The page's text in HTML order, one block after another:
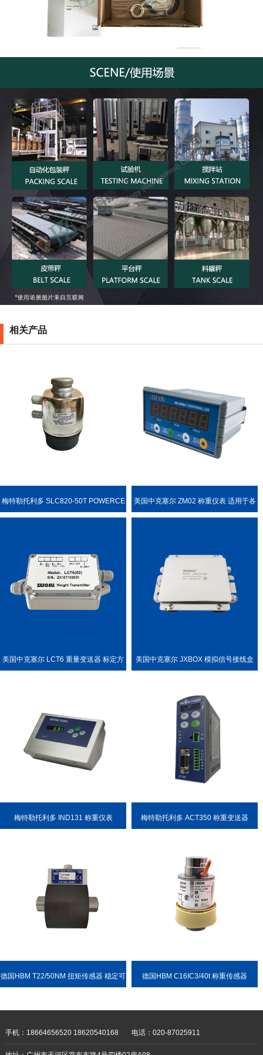
相关产品
梅特勒托利多 SLC820-50T POWERCE 美国中克塞尔 ZM02 称重仪表 适用于各
美国中克塞尔 LCT6 重量变送器 标定方 美国中克塞尔 JXBOX 模拟信号接线盒
梅特勒托利多 IND131 称重仪表 梅特勒托利多 ACT350 称重变送器
德国HBM T22/50NM 扭矩传感器 稳定可 德国HBM C16IC3/40t 称重传感器
手机：18664656520 18620540168 电话：020-87025911